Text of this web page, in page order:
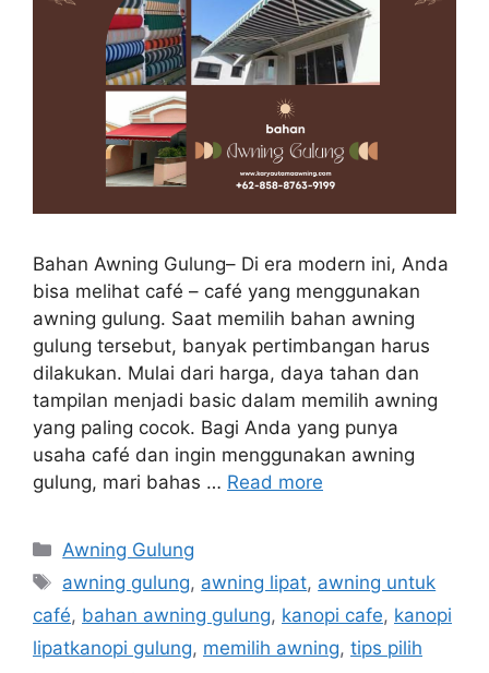
Bahan Awning Gulung– Di era modern ini, Anda
bisa melihat café – café yang menggunakan
awning gulung. Saat memilih bahan awning
gulung tersebut, banyak pertimbangan harus
dilakukan. Mulai dari harga, daya tahan dan
tampilan menjadi basic dalam memilih awning
yang paling cocok. Bagi Anda yang punya
usaha café dan ingin menggunakan awning
gulung, mari bahas … Read more
Categories
Awning Gulung
Tags
awning gulung, awning lipat, awning untuk
café, bahan awning gulung, kanopi cafe, kanopi
lipatkanopi gulung, memilih awning, tips pilih